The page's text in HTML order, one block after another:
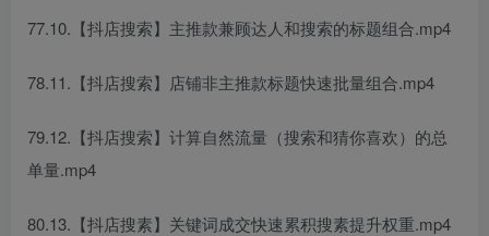
77.10.【抖店搜索】主推款兼顾达人和搜索的标题组合.mp4
78.11.【抖店搜索】店铺非主推款标题快速批量组合.mp4
79.12.【抖店搜索】计算自然流量（搜索和猜你喜欢）的总
单量.mp4
80.13.【抖店搜素】关键词成交快速累积搜素提升权重.mp4